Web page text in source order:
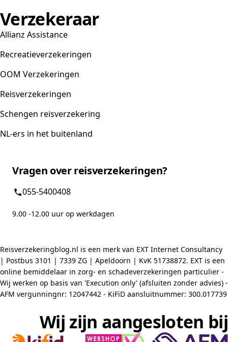
Verzekeraar
Allianz Assistance
Recreatieverzekeringen
OOM Verzekeringen
Reisverzekeringen
Schengen reisverzekering
NL-ers in het buitenland
Vragen over reisverzekeringen?
055-5400408
9.00 -12.00 uur op werkdagen
Reisverzekeringblog.nl is een merk van EXT Internet Consultancy
| Postbus 3101 | 7339 ZG | Apeldoorn | KvK 51738872. EXT is een
online bemiddelaar in zorg- en schadeverzekeringen particulier -
Wij werken op basis van 'Execution only' (afsluiten zonder advies) -
AFM vergunningnr: 12047442 - KiFiD aansluitnummer: 300.017739
Wij zijn aangesloten bij